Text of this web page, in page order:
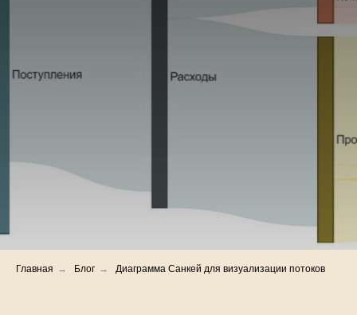
Главная → Блог → Диаграмма Санкей для визуализации потоков